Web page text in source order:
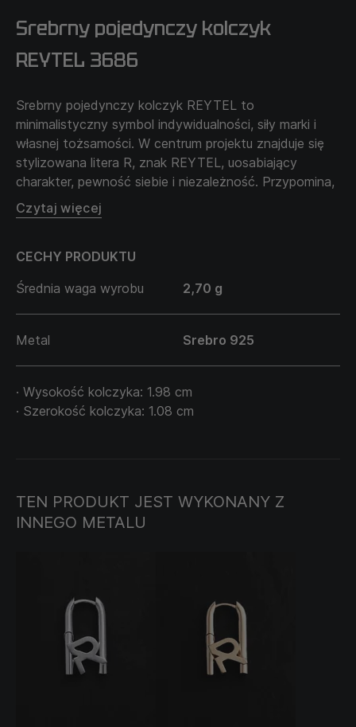
Srebrny pojedynczy kolczyk
REYTEL 3686
Srebrny pojedynczy kolczyk REYTEL to
minimalistyczny symbol indywidualności, siły marki i
własnej tożsamości. W centrum projektu znajduje się
stylizowana litera R, znak REYTEL, uosabiający
charakter, pewność siebie i niezależność. Przypomina,
że prawdziwy styl zaczyna się od wewnętrznej siły —
od umiejętności pozostania sobą.
Czytaj więcej
CECHY PRODUKTU
Średnia waga wyrobu
2,70 g
Metal Srebro 925
· Wysokość kolczyka: 1.98 cm
· Szerokość kolczyka: 1.08 cm
TEN PRODUKT JEST WYKONANY Z
INNEGO METALU